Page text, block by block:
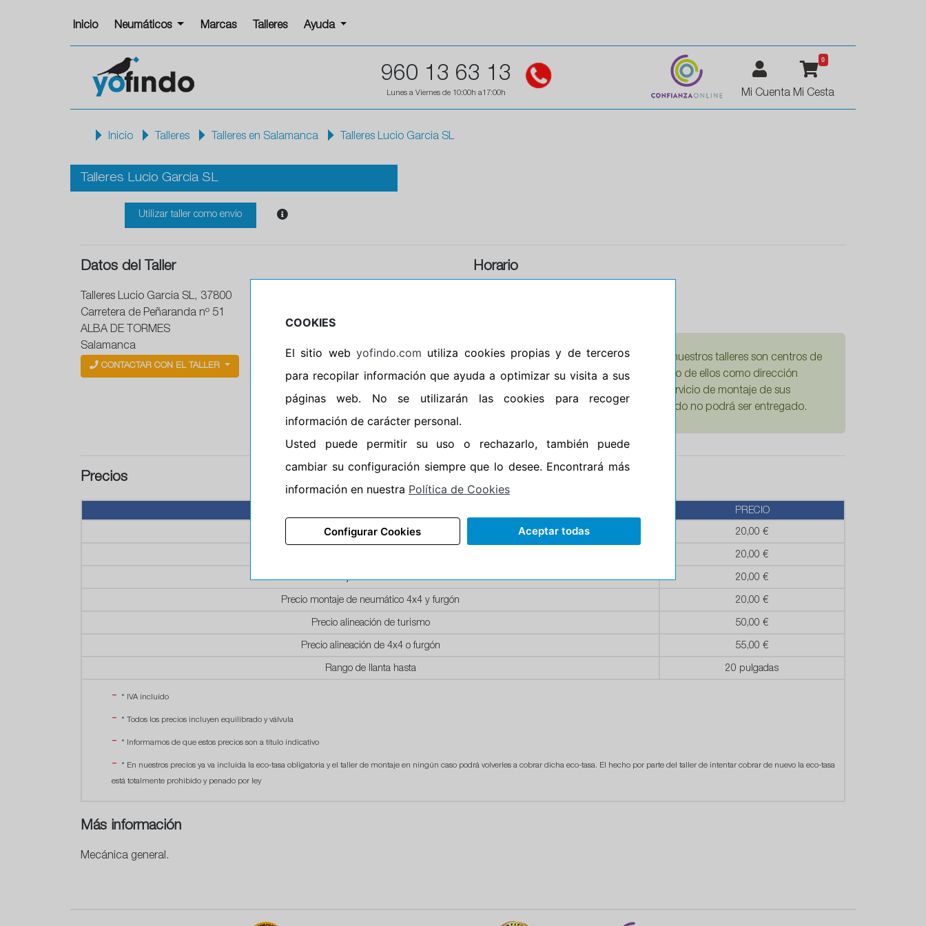
Inicio Neumáticos Marcas Talleres Ayuda
960 13 63 13
Lunes a Viernes de 10:00h a17:00h Mi Cuenta
0
Mi Cesta
Inicio Talleres Talleres en Salamanca Talleres Lucio Garcia SL
Talleres Lucio Garcia SL
Utilizar taller como envio
Datos del Taller
Talleres Lucio Garcia SL, 37800
Carretera de Peñaranda nº 51
ALBA DE TORMES
Salamanca
CONTACTAR CON EL TALLER
Horario
Aviso importante:Le recordamos que nuestros talleres son centros de
montaje, no de recogida. Si escoge uno de ellos como dirección
entrega esta acción lleva implícita el servicio de montaje de sus
neumáticos. En caso contrario su pedido no podrá ser entregado.
Precios
PRECIO
Precio montaje de llanta de acero 20,00 €
20,00 €
Precio montaje de neumáticos run-flat 20,00 €
Precio montaje de neumático 4x4 y furgón 20,00 €
Precio alineación de turismo 50,00 €
Precio alineación de 4x4 o furgón 55,00 €
Rango de llanta hasta 20 pulgadas
* IVA incluído
* Todos los precios incluyen equilibrado y válvula
* Informamos de que estos precios son a título indicativo
* En nuestros precios ya va incluida la eco-tasa obligatoria y el taller de montaje en ningún caso podrá volverles a cobrar dicha eco-tasa. El hecho por parte del taller de intentar cobrar de nuevo la eco-tasa
está totalmente prohibido y penado por ley
Más información
Mecánica general.
COOKIES
El sitio web yofindo.com utiliza cookies propias y de terceros
para recopilar información que ayuda a optimizar su visita a sus
páginas web. No se utilizarán las cookies para recoger
información de carácter personal.
Usted puede permitir su uso o rechazarlo, también puede
cambiar su configuración siempre que lo desee. Encontrará más
información en nuestra Política de Cookies
Configurar Cookies Aceptar todas